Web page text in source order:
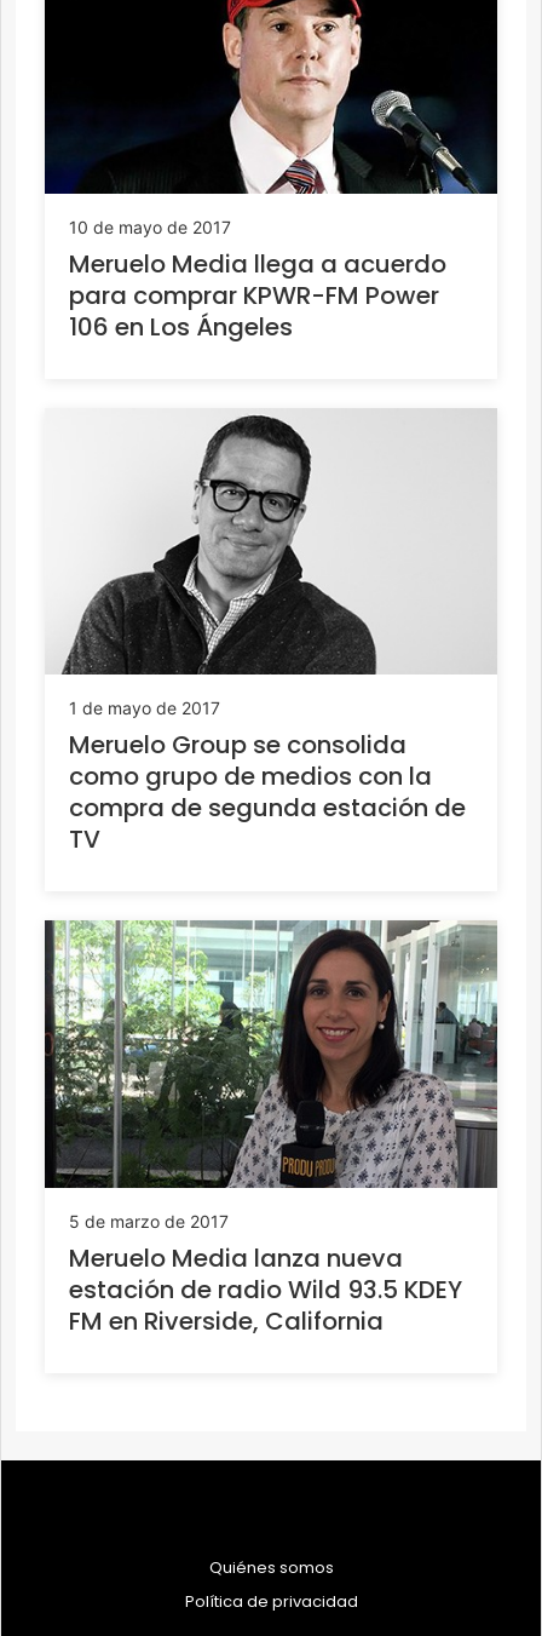
10 de mayo de 2017
Meruelo Media llega a acuerdo
para comprar KPWR-FM Power
106 en Los Ángeles
1 de mayo de 2017
Meruelo Group se consolida
como grupo de medios con la
compra de segunda estación de
TV
5 de marzo de 2017
Meruelo Media lanza nueva
estación de radio Wild 93.5 KDEY
FM en Riverside, California
Quiénes somos
Política de privacidad